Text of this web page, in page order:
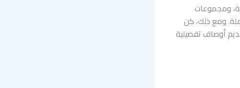
ومجموعات
ومع ذلك، كن
أوصاف تفصيلية